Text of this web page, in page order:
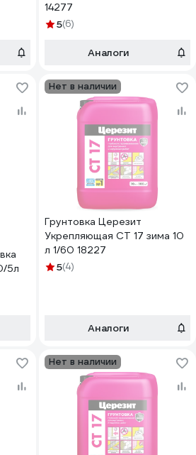
14277
5(6)
Аналоги
5л
Нет в наличии
Грунтовка Церезит
Укрепляющая CT 17 зима 10
л 1/60 18227
5(4)
Аналоги
Нет в наличии